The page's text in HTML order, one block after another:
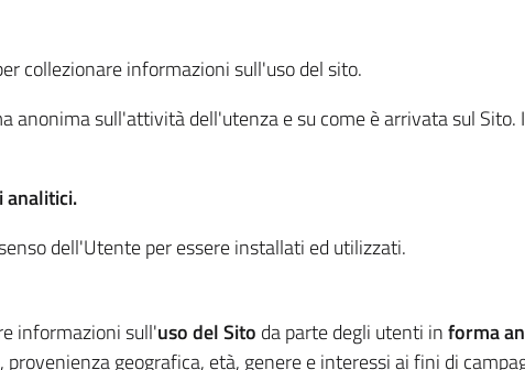
collezionare informazioni sull'uso del sito.
anonima sull'attività dell'utenza e su come è arrivata sul
analitici.
dell'Utente per essere installati ed utilizzati.
informazioni sull'uso del Sito da parte degli utenti informa
geografica, età, genere e interessi ai fini di